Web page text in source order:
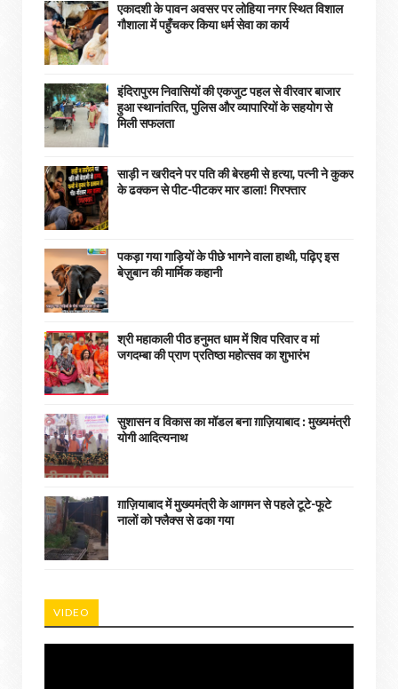
एकादशी के पावन अवसर पर लोहिया नगर स्थित विशाल
गौशाला में पहुँचकर किया धर्म सेवा का कार्य
इंदिरापुरम निवासियों की एकजुट पहल से वीरवार बाजार
हुआ स्थानांतरित, पुलिस और व्यापारियों के सहयोग से
मिली सफलता
साड़ी न खरीदने पर पति की बेरहमी से हत्या, पत्नी ने कुकर
के ढक्कन से पीट-पीटकर मार डाला! गिरफ्तार
पकड़ा गया गाड़ियों के पीछे भागने वाला हाथी, पढ़िए इस
बेज़ुबान की मार्मिक कहानी
श्री महाकाली पीठ हनुमत धाम में शिव परिवार व मां
जगदम्बा की प्राण प्रतिष्ठा महोत्सव का शुभारंभ
सुशासन व विकास का मॉडल बना ग़ाज़ियाबाद : ​मुख्यमंत्री
योगी आदित्यनाथ
ग़ाज़ियाबाद में मुख्यमंत्री के आगमन से पहले टूटे-फूटे
नालों को फ्लैक्स से ढका गया
VIDEO